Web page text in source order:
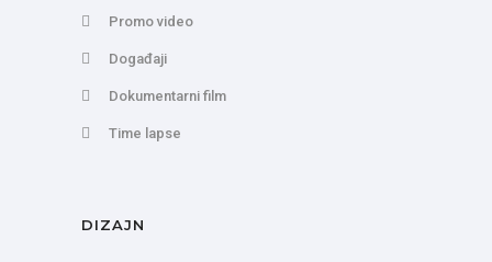
Promo video
Događaji
Dokumentarni film
Time lapse
DIZAJN